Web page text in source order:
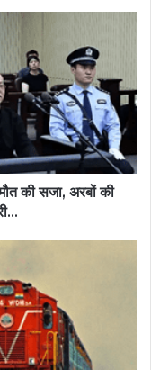
की सजा, अरबों की